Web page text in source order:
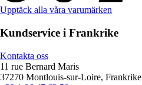
Upptäck alla våra varumärken
Kundservice i Frankrike
Kontakta oss
11 rue Bernard Maris
37270 Montlouis-sur-Loire, Frankrike